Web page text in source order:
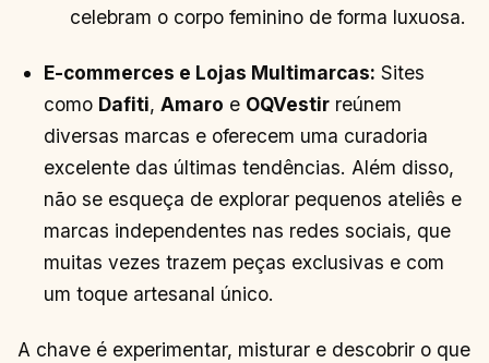
celebram o corpo feminino de forma luxuosa.
E-commerces e Lojas Multimarcas: Sites
como Dafiti,Amaro e OQVestir reúnem
diversas marcas e oferecem uma curadoria
excelente das últimas tendências. Além disso,
não se esqueça de explorar pequenos ateliês e
marcas independentes nas redes sociais, que
muitas vezes trazem peças exclusivas e com
um toque artesanal único.
A chave é experimentar, misturar e descobrir o que